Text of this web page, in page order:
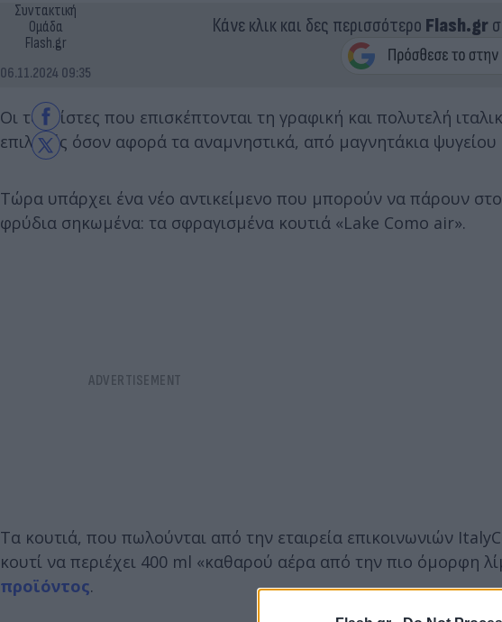
Συντακτική
Ομάδα
Flash.gr
06.11.2024 09:35
Κάνε κλικ και δες περισσότερο Flash.gr
Οι τουρίστες που επισκέπτονται τη γραφική και πολυτελή
επιλογές όσον αφορά τα αναμνηστικά, από μαγνητάκια ψυγείου
Τώρα υπάρχει ένα νέο αντικείμενο που μπορούν να πάρουν
φρύδια σηκωμένα: τα σφραγισμένα κουτιά «Lake Como air».
Τα κουτιά, που πωλούνται από την εταιρεία επικοινωνιών
κουτί να περιέχει 400 ml «καθαρού αέρα από την πιο όμορφη
προϊόντος.